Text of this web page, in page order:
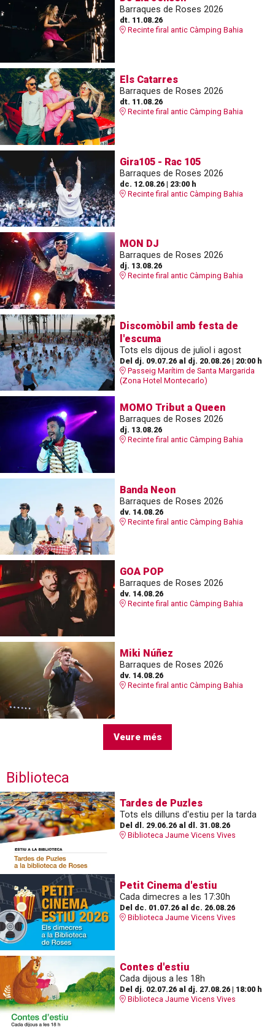
Barraques de Roses 2026
dt. 11.08.26
Recinte firal antic Càmping Bahia
Els Catarres
Barraques de Roses 2026
dt. 11.08.26
Recinte firal antic Càmping Bahia
Gira105 - Rac 105
Barraques de Roses 2026
dc. 12.08.26| 23:00 h
Recinte firal antic Càmping Bahia
MON DJ
Barraques de Roses 2026
dj. 13.08.26
Recinte firal antic Càmping Bahia
Discomòbil amb festa de
l'escuma
Tots els dijous de juliol i agost
Del dj. 09.07.26al dj. 20.08.26| 20:00 h
Passeig Marítim de Santa Margarida
(Zona Hotel Montecarlo)
MOMO Tribut a Queen
Barraques de Roses 2026
dj. 13.08.26
Recinte firal antic Càmping Bahia
Banda Neon
Barraques de Roses 2026
dv. 14.08.26
Recinte firal antic Càmping Bahia
GOA POP
Barraques de Roses 2026
dv. 14.08.26
Recinte firal antic Càmping Bahia
Miki Núñez
Barraques de Roses 2026
dv. 14.08.26
Recinte firal antic Càmping Bahia
Veure més
Biblioteca
Tardes de Puzles
Tots els dilluns d'estiu per la tarda
Del dl. 29.06.26al dl. 31.08.26
Biblioteca Jaume Vicens Vives
Petit Cinema d'estiu
Cada dimecres a les 17:30h
Del dc. 01.07.26al dc. 26.08.26
Biblioteca Jaume Vicens Vives
Contes d'estiu
Cada dijous a les 18h
Del dj. 02.07.26al dj. 27.08.26| 18:00 h
Biblioteca Jaume Vicens Vives